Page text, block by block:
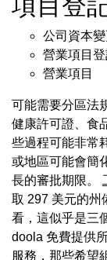
公司資本變
營業項目
營業項目
可能需要分區法
健康許可證、食
些過程可能非常
或地區可能會簡
長的審批期限。
取 297 美元的州
看，這似乎是三
doola 免費提供
服務，那些希望